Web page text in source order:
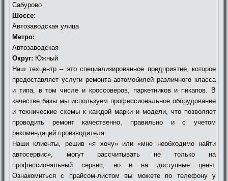
Сабурово
Шоссе:
Автозаводская улица
Метро:
Автозаводская
Округ: Южный
Наш техцентр – это специализированное предприятие, которое
предоставляет услуги ремонта автомобилей различного класса
и типа, в том числе и кроссоверов, паркетников и пикапов. В
качестве базы мы используем профессиональное оборудование
и технические схемы к каждой марки и модели, что позволяет
проводить ремонт качественно, правильно и с учетом
рекомендаций производителя.
Наши клиенты, решив «я хочу» или «мне необходимо найти
автосервис», могут рассчитывать не только на
профессиональный сервис, но и на доступные цены.
Ознакомиться с прайсом-листом вы можете по телефону у